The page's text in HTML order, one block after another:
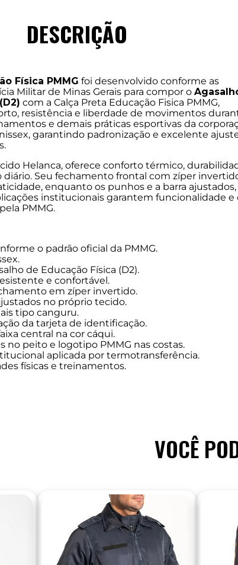
DESCRIÇÃO
Física PMMG foi desenvolvido conforme as
Militar de Minas Gerais para compor o
com a Calça Preta Educação Fisica PMMG,
resistência e liberdade de movimentos
e demais práticas esportivas da
garantindo padronização e excelente
Helanca, oferece conforto térmico,
diário. Seu fechamento frontal com zíper
enquanto os punhos e a barra ajustados,
institucionais garantem funcionalidade e
PMMG.
o padrão oficial da PMMG.
de Educação Física (D2).
e confortável.
em zíper invertido.
no próprio tecido.
tipo canguru.
da tarjeta de identificação.
central na cor cáqui.
no peito e logotipo PMMG nas costas.
aplicada por termotransferência.
físicas e treinamentos.
VOCÊ